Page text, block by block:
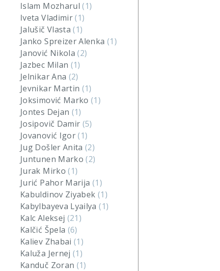
Islam Mozharul(1)
Iveta Vladimir(1)
Jalušič Vlasta(1)
Janko Spreizer Alenka (1)
Janović Nikola(2)
Jazbec Milan (1)
Jelnikar Ana (2)
Jevnikar Martin (1)
Joksimović Marko(1)
Jontes Dejan (1)
Josipovič Damir (5)
Jovanović Igor(1)
Jug Došler Anita(2)
Juntunen Marko(2)
Jurak Mirko(1)
Jurić Pahor Marija (1)
Kabuldinov Ziyabek (1)
Kabylbayeva Lyailya(1)
Kalc Aleksej (21)
Kalčić Špela (6)
Kaliev Zhabai(1)
Kaluža Jernej(1)
Kanduč Zoran (1)